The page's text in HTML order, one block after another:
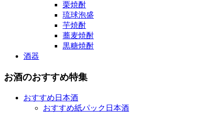
栗焼酎
琉球泡盛
芋焼酎
蕎麦焼酎
黒糖焼酎
酒器
お酒のおすすめ特集
おすすめ日本酒
おすすめ紙パック日本酒